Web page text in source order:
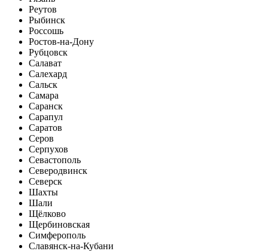
Реутов
Рыбинск
Россошь
Ростов-на-Дону
Рубцовск
Салават
Салехард
Сальск
Самара
Саранск
Сарапул
Саратов
Серов
Серпухов
Севастополь
Северодвинск
Северск
Шахты
Шали
Щёлково
Щербиновская
Симферополь
Славянск-на-Кубани